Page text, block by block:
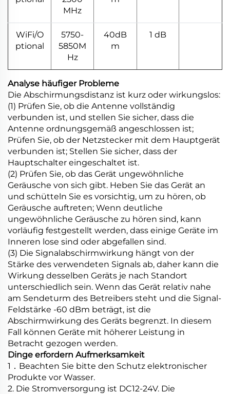
MHz
WiFi/O
ptional
5750-
5850M
Hz
40dB
m
1 dB
Analyse häufiger Probleme
Die Abschirmungsdistanz ist kurz oder wirkungslos:
(1) Prüfen Sie, ob die Antenne vollständig
verbunden ist, und stellen Sie sicher, dass die
Antenne ordnungsgemäß angeschlossen ist;
Prüfen Sie, ob der Netzstecker mit dem Hauptgerät
verbunden ist; Stellen Sie sicher, dass der
Hauptschalter eingeschaltet ist.
(2) Prüfen Sie, ob das Gerät ungewöhnliche
Geräusche von sich gibt. Heben Sie das Gerät an
und schütteln Sie es vorsichtig, um zu hören, ob
Geräusche auftreten; Wenn deutliche
ungewöhnliche Geräusche zu hören sind, kann
vorläufig festgestellt werden, dass einige Geräte im
Inneren lose sind oder abgefallen sind.
(3) Die Signalabschirmwirkung hängt von der
Stärke des verwendeten Signals ab, daher kann die
Wirkung desselben Geräts je nach Standort
unterschiedlich sein. Wenn das Gerät relativ nahe
am Sendeturm des Betreibers steht und die Signal-
Feldstärke -60 dBm beträgt, ist die
Abschirmwirkung des Geräts begrenzt. In diesem
Fall können Geräte mit höherer Leistung in
Betracht gezogen werden.
Dinge erfordern Aufmerksamkeit
1．Beachten Sie bitte den Schutz elektronischer
Produkte vor Wasser.
2. Die Stromversorgung ist DC12-24V. Die